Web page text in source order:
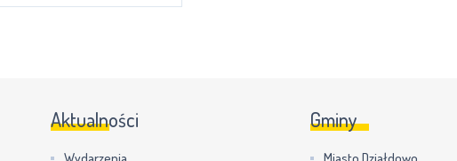
Aktualności Gminy